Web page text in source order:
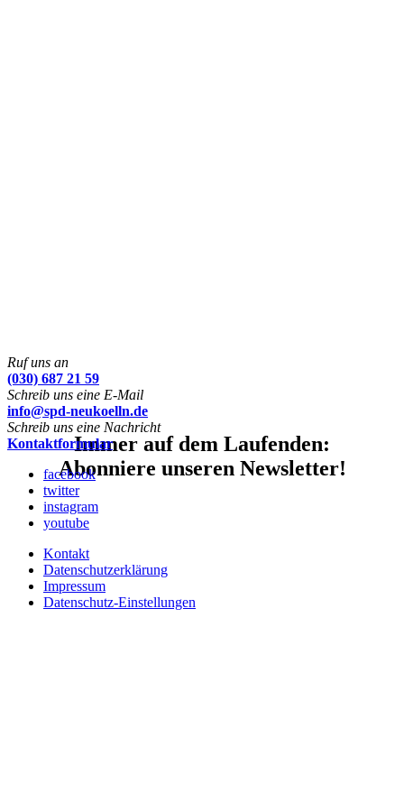
Immer auf dem Laufenden:
Abonniere unseren Newsletter!
Ruf uns an
(030) 687 21 59
Schreib uns eine E-Mail
info@spd-neukoelln.de
Schreib uns eine Nachricht
Kontaktformular
facebook
twitter
instagram
youtube
Kontakt
Datenschutzerklärung
Impressum
Datenschutz-Einstellungen